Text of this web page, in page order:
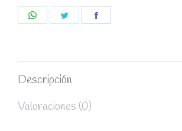
Descripción
Valoraciones (0)